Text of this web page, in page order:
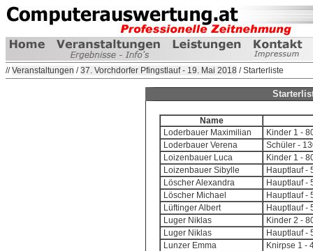
//Veranstaltungen /37. Vorchdorfer Pfingstlauf - 19. Mai 2018 / Starterliste
Name
Loderbauer Maximilian
Kinder 1 -
Loderbauer Verena
Schüler -
Loizenbauer Luca
Kinder 1 -
Loizenbauer Sibylle
Hauptlauf -
Löscher Alexandra
Hauptlauf -
Löscher Michael
Hauptlauf -
Lüftinger Albert
Hauptlauf -
Luger Niklas
Kinder 2 -
Luger Niklas
Hauptlauf -
Lunzer Emma
Knirpse 1 -